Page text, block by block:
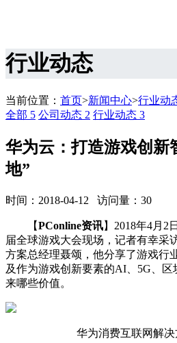
行业动态
当前位置： 首页>新闻中心>行业动
全部 5 公司动态 2 行业动态 3
华为云：打造游戏创新
地”
时间：2018-04-12 访问量：30
【PConline资讯】2018年4月2
届全球游戏大会现场，记者有幸采
方案总经理聂颂，他分享了游戏行
及作为游戏创新要素的AI、5G、
来哪些价值。
华为消费互联网解